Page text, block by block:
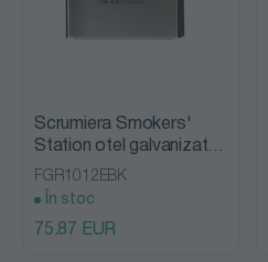
Scrumiera Smokers'
Station otel galvanizat,
negru/gri
FGR1012EBK
În stoc
75.87 EUR